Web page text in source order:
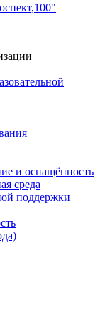
и оснащённость
среда
поддержки